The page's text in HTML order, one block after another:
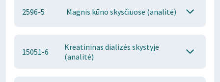
2596-5 Magnis kūno skysčiuose (analitė)
15051-6
Kreatininas dializės skystyje
(analitė)